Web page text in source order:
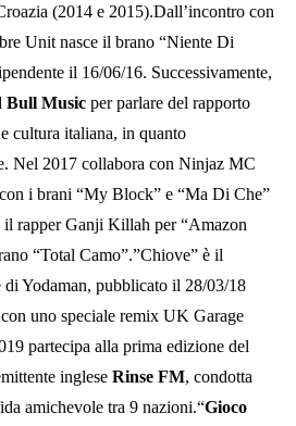
(2014 e 2015).Dall’incontro con
Unit nasce il brano “Niente Di
il 16/06/16. Successivamente,
Bull Music per parlare del rapporto
cultura italiana, in quanto
Nel 2017 collabora con Ninjaz MC
i brani “My Block” e “Ma Di Che”
il rapper Ganji Killah per “Amazon
“Total Camo”.”Chiove” è il
Yodaman, pubblicato il 28/03/18
uno speciale remix UK Garage
partecipa alla prima edizione del
inglese Rinse FM, condotta
amichevole tra 9 nazioni.“Gioco